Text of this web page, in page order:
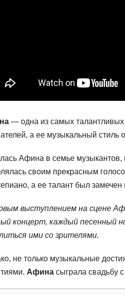
— одна из самых
а ее музыкальный стиль
Афина в семье музыкантов,
своим прекрасным
а ее талант был
выступлением на сцене
концерт, каждый песенный
ими со зрителями.
не только музыкальные
Афина сыграла свадьбу